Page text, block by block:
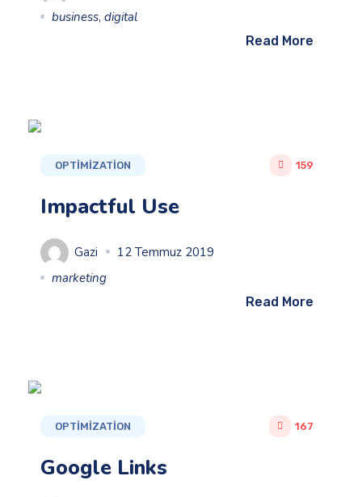
business, digital
Read More
OPTIMIZATION 159
Impactful Use
Gazi
12 Temmuz 2019
marketing
Read More
OPTIMIZATION 167
Google Links